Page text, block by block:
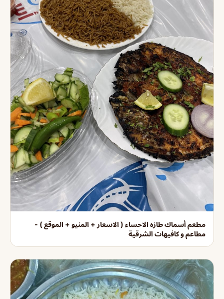
مطعم أسماك طازه الاحساء ( الاسعار + المنيو + الموقع ) -
مطاعم و كافيهات الشرقية